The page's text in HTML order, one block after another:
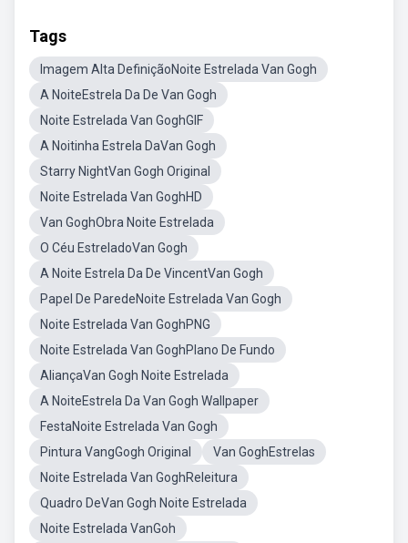
Tags
Imagem Alta DefiniçãoNoite Estrelada Van Gogh
A NoiteEstrela Da De Van Gogh
Noite Estrelada Van GoghGIF
A Noitinha Estrela DaVan Gogh
Starry NightVan Gogh Original
Noite Estrelada Van GoghHD
Van GoghObra Noite Estrelada
O Céu EstreladoVan Gogh
A Noite Estrela Da De VincentVan Gogh
Papel De ParedeNoite Estrelada Van Gogh
Noite Estrelada Van GoghPNG
Noite Estrelada Van GoghPlano De Fundo
AliançaVan Gogh Noite Estrelada
A NoiteEstrela Da Van Gogh Wallpaper
FestaNoite Estrelada Van Gogh
Pintura VangGogh Original
Van GoghEstrelas
Noite Estrelada Van GoghReleitura
Quadro DeVan Gogh Noite Estrelada
Noite Estrelada VanGoh